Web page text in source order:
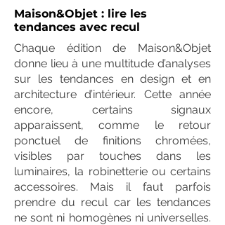
Maison&Objet : lire les
tendances avec recul
Chaque édition de Maison&Objet
donne lieu à une multitude d’analyses
sur les tendances en design et en
architecture d’intérieur. Cette année
encore, certains signaux
apparaissent, comme le retour
ponctuel de finitions chromées,
visibles par touches dans les
luminaires, la robinetterie ou certains
accessoires. Mais il faut parfois
prendre du recul car les tendances
ne sont ni homogènes ni universelles.